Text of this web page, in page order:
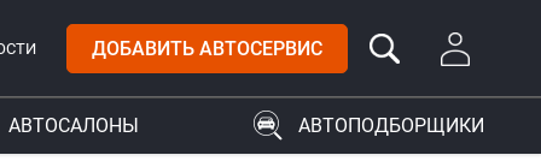
ДОБАВИТЬ АВТОСЕРВИС
АВТОСАЛОНЫ АВТОПОДБОРЩИКИ